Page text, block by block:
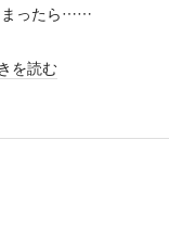
まったら……
を読む